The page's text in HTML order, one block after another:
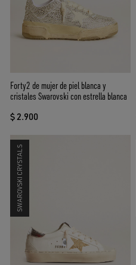
Forty2 de mujer de piel blanca y
cristales Swarovski con estrella blanca
$ 2.900
SWAROVSKI CRYSTALS